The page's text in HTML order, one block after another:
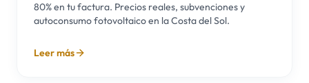
80% en tu factura. Precios reales, subvenciones y
autoconsumo fotovoltaico en la Costa del Sol.
Leer más